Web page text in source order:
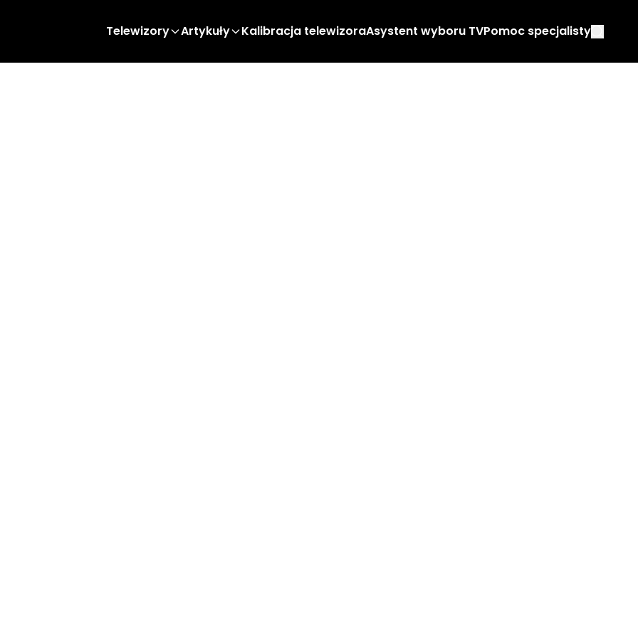
Telewizory Artykuły Kalibracja telewizoraAsystent wyboru TVPomoc specjalisty